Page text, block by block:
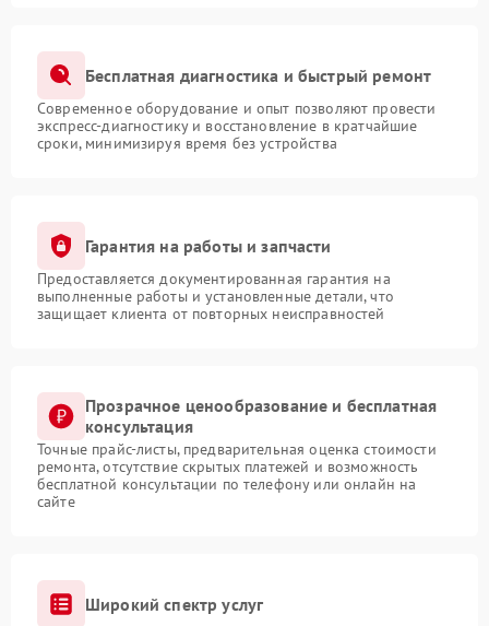
Бесплатная диагностика и быстрый ремонт
Современное оборудование и опыт позволяют провести
экспресс-диагностику и восстановление в кратчайшие
сроки, минимизируя время без устройства
Гарантия на работы и запчасти
Предоставляется документированная гарантия на
выполненные работы и установленные детали, что
защищает клиента от повторных неисправностей
Прозрачное ценообразование и бесплатная
консультация
Точные прайс-листы, предварительная оценка стоимости
ремонта, отсутствие скрытых платежей и возможность
бесплатной консультации по телефону или онлайн на
сайте
Широкий спектр услуг